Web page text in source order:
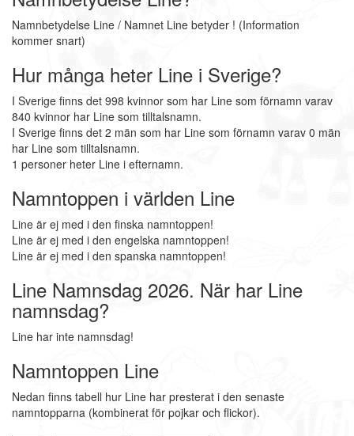
Namnbetydelse Line / Namnet Line betyder ! (Information
kommer snart)
Hur många heter Line i Sverige?
I Sverige finns det 998 kvinnor som har Line som förnamn varav
840 kvinnor har Line som tilltalsnamn.
I Sverige finns det 2 män som har Line som förnamn varav 0 män
har Line som tilltalsnamn.
1 personer heter Line i efternamn.
Namntoppen i världen Line
Line är ej med i den finska namntoppen!
Line är ej med i den engelska namntoppen!
Line är ej med i den spanska namntoppen!
Line Namnsdag 2026. När har Line
namnsdag?
Line har inte namnsdag!
Namntoppen Line
Nedan finns tabell hur Line har presterat i den senaste
namntopparna (kombinerat för pojkar och flickor).